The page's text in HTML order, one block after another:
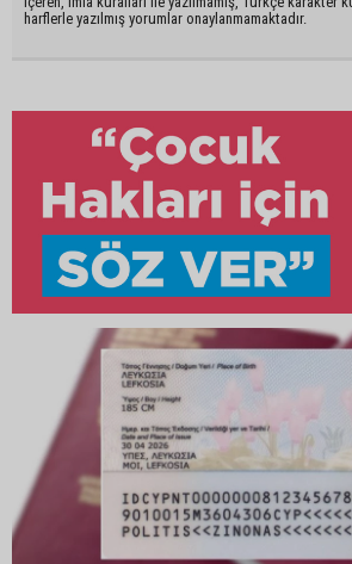
harflerle yazılmış yorumlar onaylanmamaktadır.